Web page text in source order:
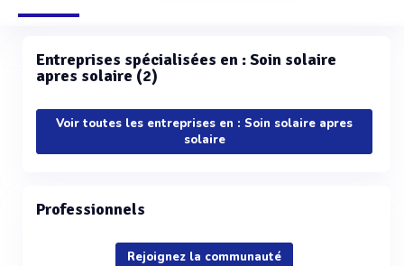
Entreprises spécialisées en : Soin solaire
apres solaire (2)
Voir toutes les entreprises en : Soin solaire apres
solaire
Professionnels
Rejoignez la communauté